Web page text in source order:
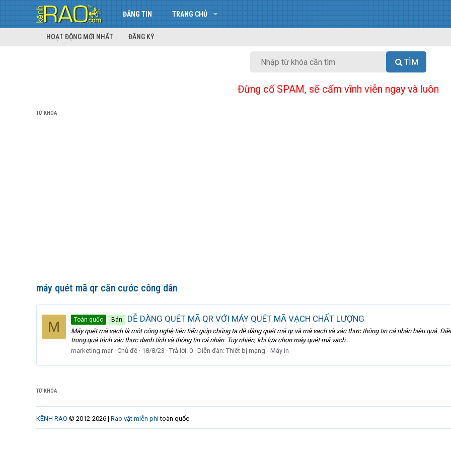
ĐĂNG TIN TRANG CHỦ
HOẠT ĐỘNG MỚI NHẤT ĐĂNG KÝ
TÌM
Đừng cố SPAM, sẽ cấm vĩnh viễn ngay và luôn
TỪ KHÓA
máy quét mã qr căn cước công dân
M Toàn quốc Bán DỄ DÀNG QUÉT MÃ QR VỚI MÁY QUÉT MÃ VẠCH CHẤT LƯỢNG
Máy quét mã vạch là một công nghệ tiên tiến giúp chúng ta dễ dàng quét mã qr và mã vạch và xác thực thông tin cá nhân hiệu quả.
trong quá trình xác thực danh tính và thông tin cá nhân. Tuy nhiên, khi lựa chọn máy quét mã vạch...
marketing.mar Chủ đề 18/8/23 Trả lời: 0 Diễn đàn: Thiết bị mạng - Máy in
TỪ KHÓA
KÊNH RAO © 2012-2026 | Rao vặt miễn phítoàn quốc